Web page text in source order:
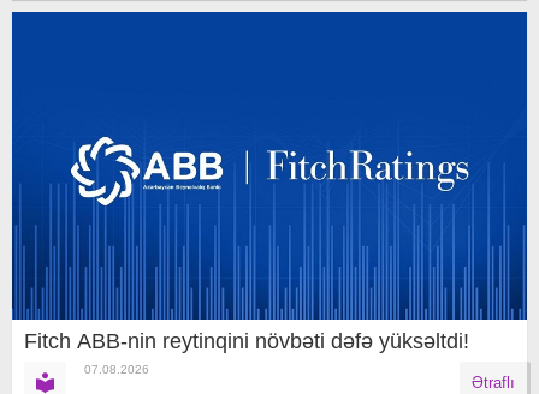
Fitch ABB-nin reytinqini növbəti dəfə yüksəltdi!
07.08.2026
Ətraflı